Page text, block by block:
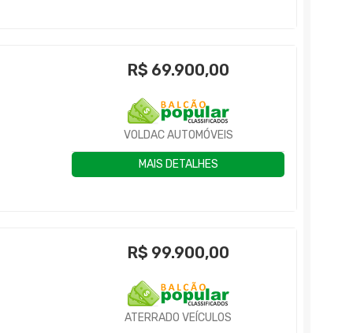
R$ 69.900,00
VOLDAC AUTOMÓVEIS
MAIS DETALHES
R$ 99.900,00
ATERRADO VEÍCULOS